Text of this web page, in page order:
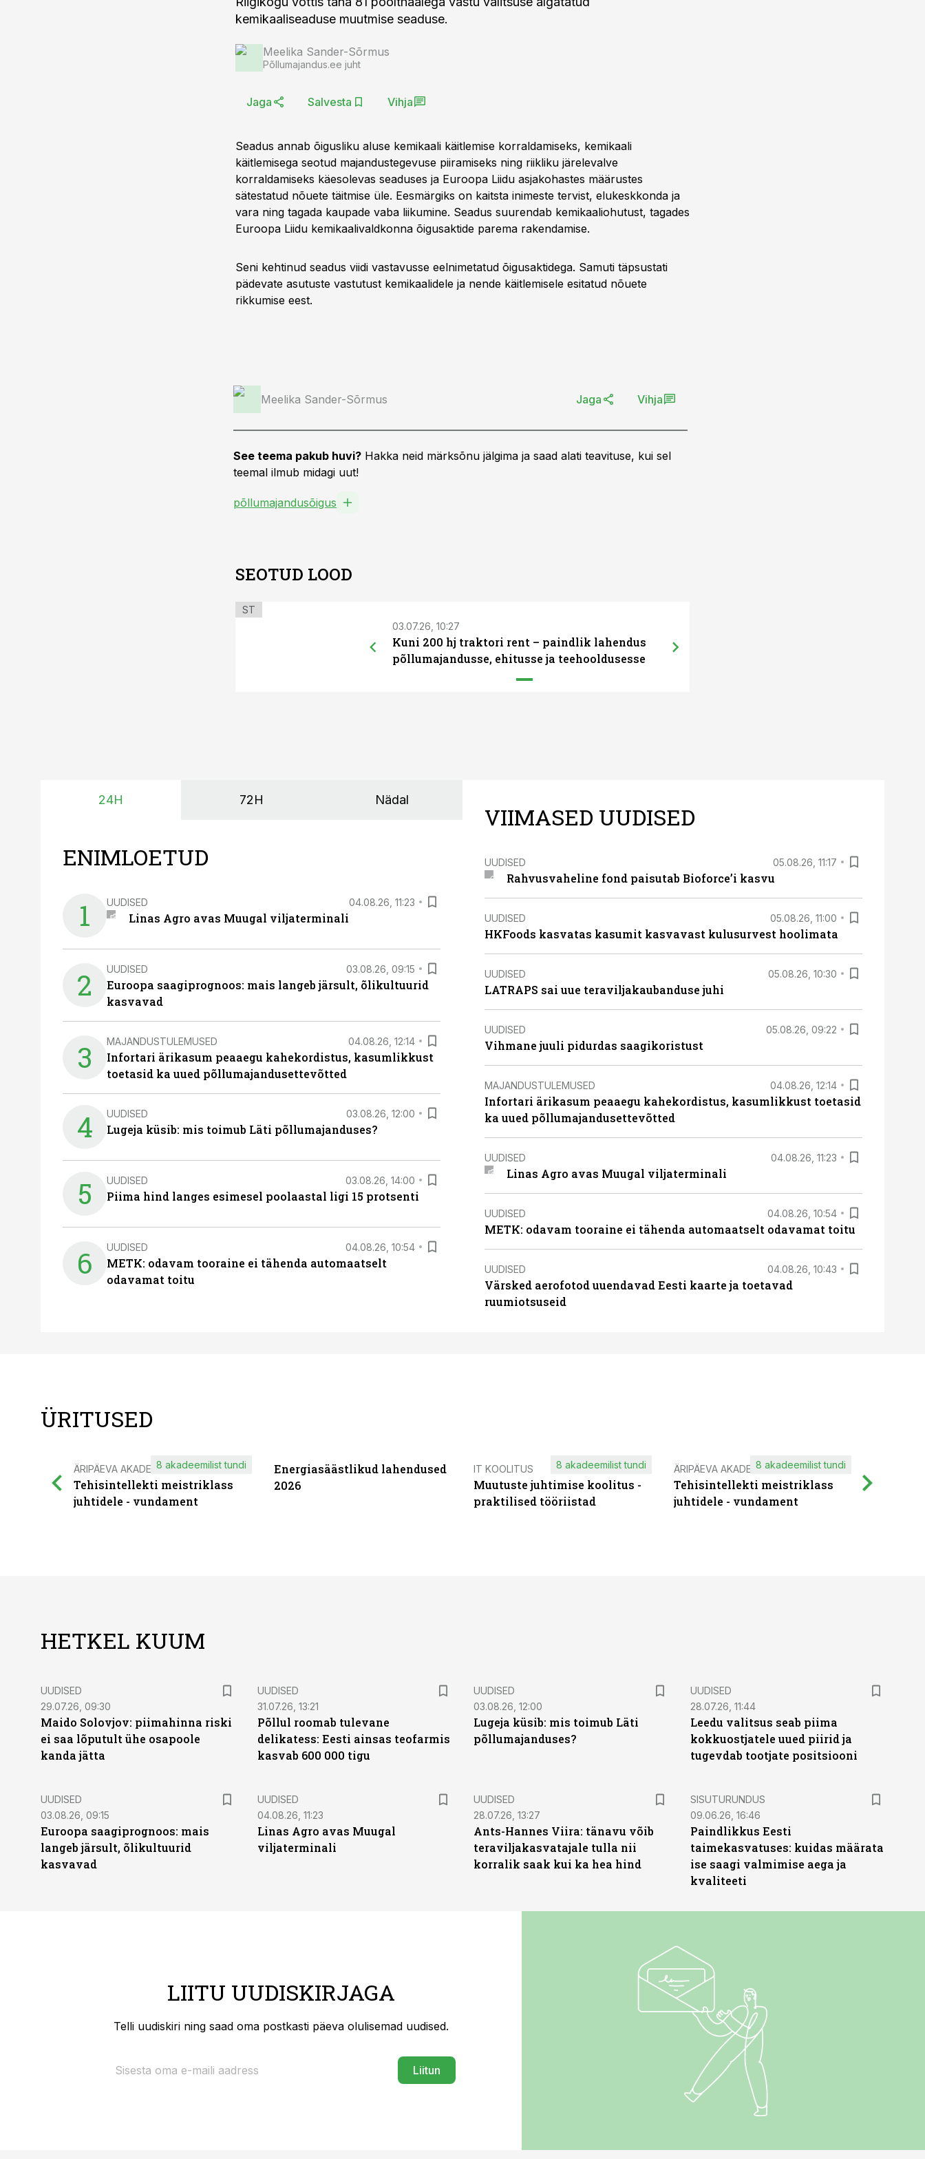
kemikaaliseaduse muutmise seaduse.
Meelika Sander-Sõrmus
Põllumajandus.ee juht
Jaga Salvesta Vihja
Seadus annab õigusliku aluse kemikaali käitlemise korraldamiseks, kemikaali
käitlemisega seotud majandustegevuse piiramiseks ning riikliku järelevalve
korraldamiseks käesolevas seaduses ja Euroopa Liidu asjakohastes määrustes
sätestatud nõuete täitmise üle. Eesmärgiks on kaitsta inimeste tervist, elukeskkonda ja
vara ning tagada kaupade vaba liikumine. Seadus suurendab kemikaaliohutust, tagades
Euroopa Liidu kemikaalivaldkonna õigusaktide parema rakendamise.
Seni kehtinud seadus viidi vastavusse eelnimetatud õigusaktidega. Samuti täpsustati
pädevate asutuste vastutust kemikaalidele ja nende käitlemisele esitatud nõuete
rikkumise eest.
Meelika Sander-Sõrmus Jaga Vihja
See teema pakub huvi? Hakka neid märksõnu jälgima ja saad alati teavituse, kui sel
teemal ilmub midagi uut!
põllumajandusõigus
SEOTUD LOOD
ST
03.07.26, 10:27
Kuni 200 hj traktori rent – paindlik lahendus
põllumajandusse, ehitusse ja teehooldusesse
24H 72H Nädal
ENIMLOETUD
1 UUDISED 04.08.26, 11:23
Linas Agro avas Muugal viljaterminali
2 UUDISED 03.08.26, 09:15
Euroopa saagiprognoos: mais langeb järsult, õlikultuurid
kasvavad
3 MAJANDUSTULEMUSED 04.08.26, 12:14
Infortari ärikasum peaaegu kahekordistus, kasumlikkust
toetasid ka uued põllumajandusettevõtted
4 UUDISED 03.08.26, 12:00
Lugeja küsib: mis toimub Läti põllumajanduses?
5 UUDISED 03.08.26, 14:00
Piima hind langes esimesel poolaastal ligi 15 protsenti
6 UUDISED 04.08.26, 10:54
METK: odavam tooraine ei tähenda automaatselt
odavamat toitu
VIIMASED UUDISED
UUDISED 05.08.26, 11:17
Rahvusvaheline fond paisutab Bioforce’i kasvu
UUDISED 05.08.26, 11:00
HKFoods kasvatas kasumit kasvavast kulusurvest hoolimata
UUDISED 05.08.26, 10:30
LATRAPS sai uue teraviljakaubanduse juhi
UUDISED 05.08.26, 09:22
Vihmane juuli pidurdas saagikoristust
MAJANDUSTULEMUSED 04.08.26, 12:14
Infortari ärikasum peaaegu kahekordistus, kasumlikkust toetasid
ka uued põllumajandusettevõtted
UUDISED 04.08.26, 11:23
Linas Agro avas Muugal viljaterminali
UUDISED 04.08.26, 10:54
METK: odavam tooraine ei tähenda automaatselt odavamat toitu
UUDISED 04.08.26, 10:43
Värsked aerofotod uuendavad Eesti kaarte ja toetavad
ruumiotsuseid
ÜRITUSED
ÄRIPÄEVA AKADEEMIA
Tehisintellekti meistriklass
juhtidele - vundament
8 akadeemilist tundi
Energiasäästlikud lahendused
2026
IT KOOLITUS
Muutuste juhtimise koolitus -
praktilised tööriistad
8 akadeemilist tundi ÄRIPÄEVA AKADEEMIA
Tehisintellekti meistriklass
juhtidele - vundament
8 akadeemilist tundi
HETKEL KUUM
UUDISED
29.07.26, 09:30
Maido Solovjov: piimahinna riski
ei saa lõputult ühe osapoole
kanda jätta
UUDISED
31.07.26, 13:21
Põllul roomab tulevane
delikatess: Eesti ainsas teofarmis
kasvab 600 000 tigu
UUDISED
03.08.26, 12:00
Lugeja küsib: mis toimub Läti
põllumajanduses?
UUDISED
28.07.26, 11:44
Leedu valitsus seab piima
kokkuostjatele uued piirid ja
tugevdab tootjate positsiooni
UUDISED
03.08.26, 09:15
Euroopa saagiprognoos: mais
langeb järsult, õlikultuurid
kasvavad
UUDISED
04.08.26, 11:23
Linas Agro avas Muugal
viljaterminali
UUDISED
28.07.26, 13:27
Ants-Hannes Viira: tänavu võib
teraviljakasvatajale tulla nii
korralik saak kui ka hea hind
ST
SISUTURUNDUS
09.06.26, 16:46
Paindlikkus Eesti
taimekasvatuses: kuidas määrata
ise saagi valmimise aega ja
kvaliteeti
LIITU UUDISKIRJAGA
Telli uudiskiri ning saad oma postkasti päeva olulisemad uudised.
Liitun